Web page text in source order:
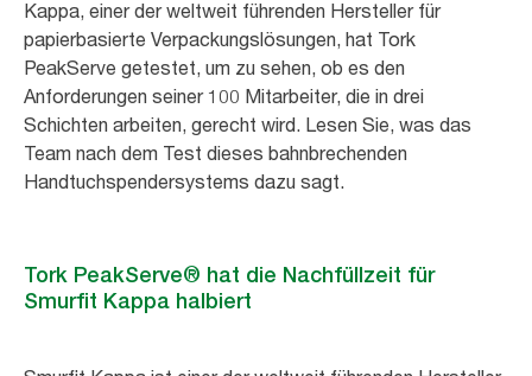
Kappa, einer der weltweit führenden Hersteller für
papierbasierte Verpackungslösungen, hat Tork
PeakServe getestet, um zu sehen, ob es den
Anforderungen seiner 100 Mitarbeiter, die in drei
Schichten arbeiten, gerecht wird. Lesen Sie, was das
Team nach dem Test dieses bahnbrechenden
Handtuchspendersystems dazu sagt.
Tork PeakServe® hat die Nachfüllzeit für
Smurfit Kappa halbiert